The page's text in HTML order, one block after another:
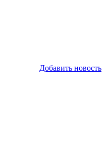
Добавить новость